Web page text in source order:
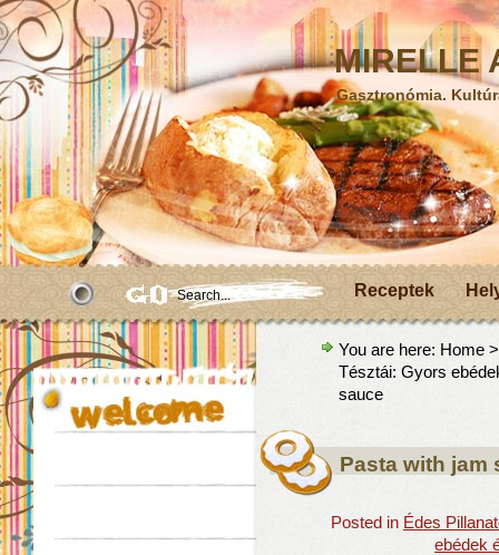
MIRELLE
Gasztronómia.
Receptek
You are here: Home
Tésztái: Gyors
sauce
Pasta with jam
Posted in Édes
ebédek